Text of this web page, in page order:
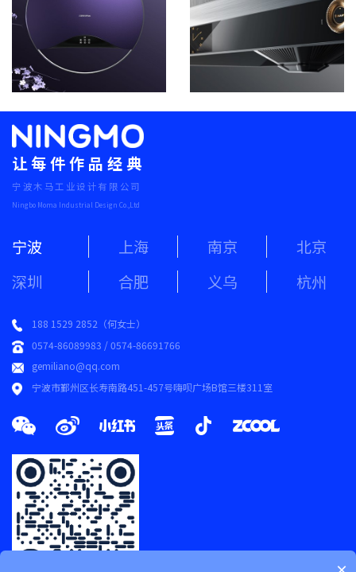
让每件作品经典
宁波木马工业设计有限公司
Ningbo Moma Industrial Design Co.,Ltd
宁波 上海 南京
北京
深圳
合肥 义乌 杭州
188 1529 2852（何女士）
0574-86089983 / 0574-86691766
gemiliano@qq.com
宁波市鄞州区长寿南路451-457号嗨呗广场B馆三楼311室